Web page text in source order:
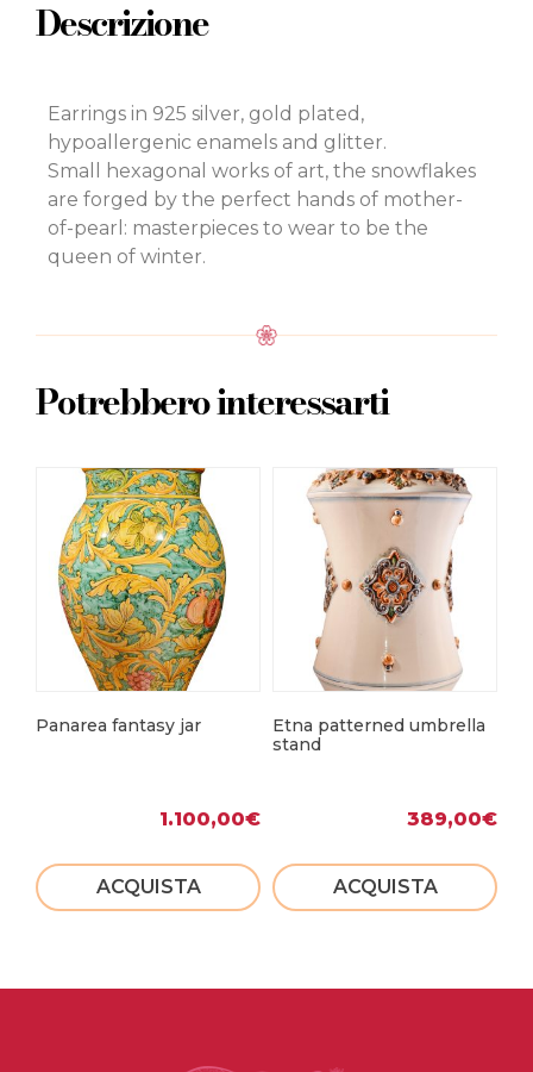
Descrizione
Earrings in 925 silver, gold plated,
hypoallergenic enamels and glitter.
Small hexagonal works of art, the snowflakes
are forged by the perfect hands of mother-
of-pearl: masterpieces to wear to be the
queen of winter.
Potrebbero interessarti
Panarea fantasy jar
1.100,00€
ACQUISTA
Etna patterned umbrella
stand
389,00€
ACQUISTA